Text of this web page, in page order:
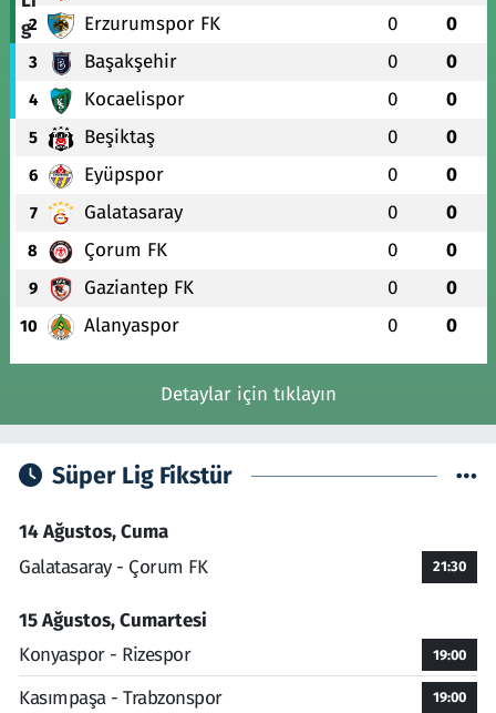
2 Erzurumspor FK 0 0
3 Başakşehir 0 0
4 Kocaelispor 0 0
5 Beşiktaş 0 0
6 Eyüpspor 0 0
7 Galatasaray 0 0
8 Çorum FK 0 0
9 Gaziantep FK 0 0
10 Alanyaspor 0 0
Detaylar için tıklayın
Süper Lig Fikstür
14 Ağustos, Cuma
Galatasaray - Çorum FK
21:30
15 Ağustos, Cumartesi
Konyaspor - Rizespor
19:00
Kasımpaşa - Trabzonspor 19:00